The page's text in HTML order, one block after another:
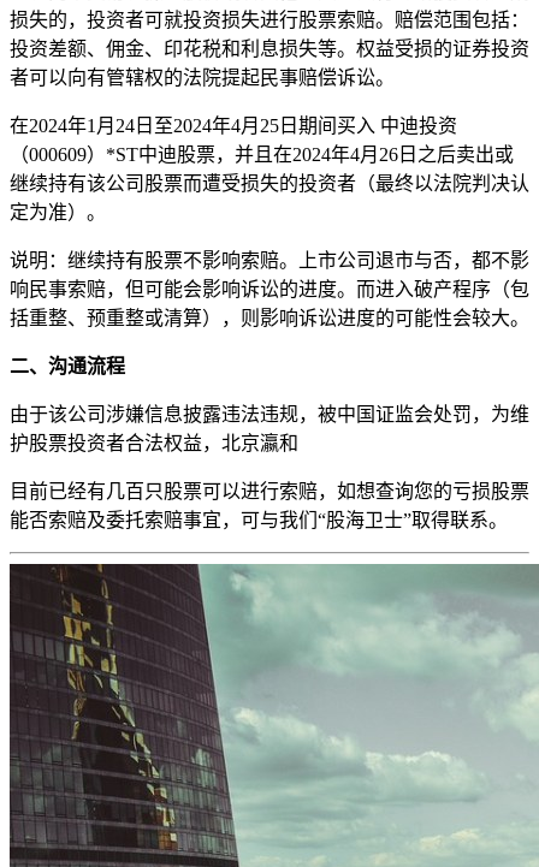
损失的，投资者可就投资损失进行股票索赔。赔偿范围包括：
投资差额、佣金、印花税和利息损失等。权益受损的证券投资
者可以向有管辖权的法院提起民事赔偿诉讼。
在2024年1月24日至2024年4月25日期间买入 中迪投资
（000609）*ST中迪股票，并且在2024年4月26日之后卖出或
继续持有该公司股票而遭受损失的投资者（最终以法院判决认
定为准）。
说明：继续持有股票不影响索赔。上市公司退市与否，都不影
响民事索赔，但可能会影响诉讼的进度。而进入破产程序（包
括重整、预重整或清算），则影响诉讼进度的可能性会较大。
二、沟通流程
由于该公司涉嫌信息披露违法违规，被中国证监会处罚，为维
护股票投资者合法权益，北京瀛和
目前已经有几百只股票可以进行索赔，如想查询您的亏损股票
能否索赔及委托索赔事宜，可与我们“股海卫士”取得联系。